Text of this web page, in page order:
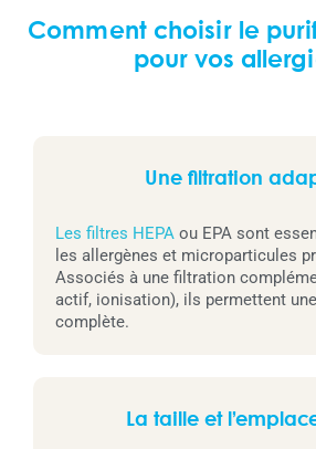
Comment choisir le
pour vos
Une filtration
Les filtres HEPA ou EPA sont
les allergènes et microparticules
Associés à une filtration
actif, ionisation), ils permettent
complète.
La taille et